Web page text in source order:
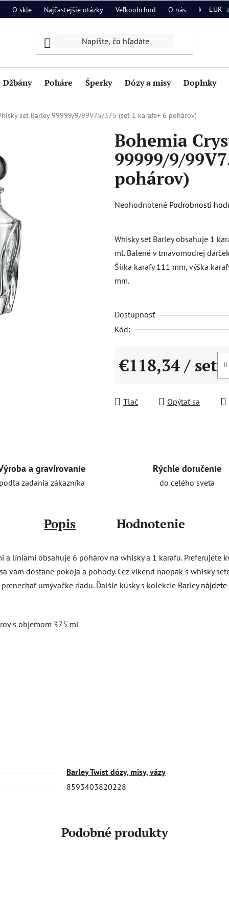
O skle Najčastejšie otázky Veľkoobchod O nás Kontakt
EUR
Džbány Poháre Šperky Dózy a misy Doplnky
set Barley 99999/9/99V75/375 (set 1 karafa+ 6 pohárov)
Bohemia
99999/9/
pohárov)
Priemerné
je
0,0
z
5
Neohodnotené Podrobnosti
Whisky set Barley obsahuje 1
ml. Balené v tmavomodrej
Šírka karafy 111 mm, výška
mm.
Dostupnosť
Kód:
€118,34 / set
Tlač
Opýtať sa
a gravírovanie
zadania zákazníka
Rýchle doručenie
do celého sveta
Popis Hodnotenie
a líniami obsahuje 6 pohárov na whisky a 1 karafu.
vám dostane pokoja a pohody. Cez víkend naopak s whisky
umývačke riadu. Ďalšie kúsky s kolekcie Barleynájdete
s objemom 375 ml
Barley Twist dózy, misy, vázy
8593403820228
Podobné produkty